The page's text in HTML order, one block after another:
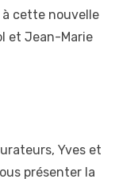
à cette nouvelle
et Jean-Marie
Yves et
présenter la